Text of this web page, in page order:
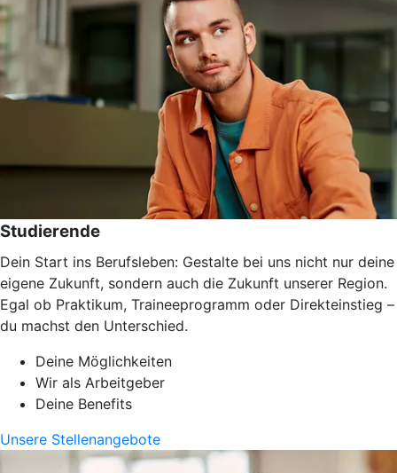
Studierende
Dein Start ins Berufsleben: Gestalte bei uns nicht nur deine
eigene Zukunft, sondern auch die Zukunft unserer Region.
Egal ob Praktikum, Traineeprogramm oder Direkteinstieg –
du machst den Unterschied.
Deine Möglichkeiten
Wir als Arbeitgeber
Deine Benefits
Unsere Stellenangebote